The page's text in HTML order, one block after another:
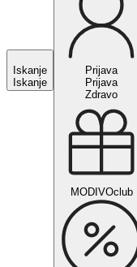
Iskanje
Iskanje
Prijava
Prijava
Zdravo
MODIVOclub